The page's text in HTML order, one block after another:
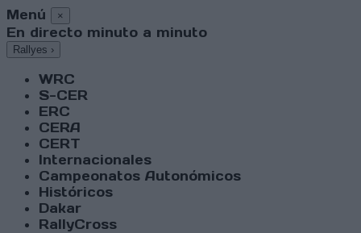
Menú ×
En directo minuto a minuto
Rallyes ›
WRC
S-CER
ERC
CERA
CERT
Internacionales
Campeonatos Autonómicos
Históricos
Dakar
RallyCross